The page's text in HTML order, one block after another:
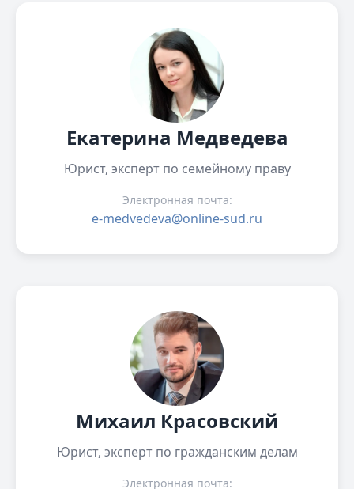
Екатерина Медведева
Юрист, эксперт по семейному праву
Электронная почта:
e-medvedeva@online-sud.ru
Михаил Красовский
Юрист, эксперт по гражданским делам
Электронная почта: